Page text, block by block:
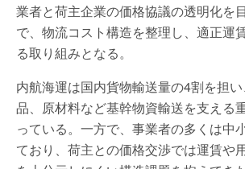
業者と荷主企業の価格協議の透明化を
で、物流コスト構造を整理し、適正運
る取り組みとなる。
内航海運は国内貨物輸送量の4割を担
品、原材料など基幹物資輸送を支える
っている。一方で、事業者の多くは中
ており、荷主との価格交渉では運賃や